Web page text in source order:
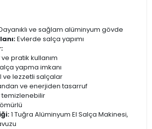
ve sağlam alüminyum gövde
Evlerde salça yapımı
pratik kullanım
yapma imkanı
ve lezzetli salçalar
ve enerjiden tasarruf
temizlenebilir
1 Tuğra Alüminyum El Salça Makinesi,